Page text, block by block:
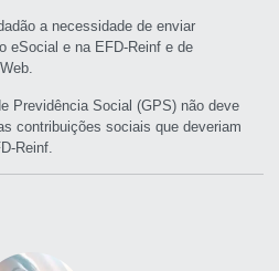
a necessidade de enviar
eSocial e na EFD-Reinf e de
Previdência Social (GPS) não deve
contribuições sociais que deveriam
Reinf.